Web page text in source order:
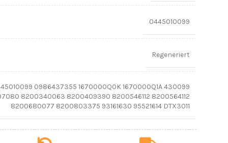
0445010099
Regeneriert
0986437355 1670000Q0K 1670000Q1A 430099
8200340063 8200409390 8200546112 8200564112
8200680077 8200803375 93161630 95521614 DTX3011